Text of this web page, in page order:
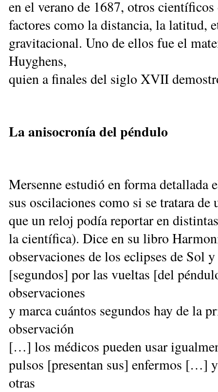
en el verano de 1687, otros
factores como la distancia, la latitud,
gravitacional. Uno de ellos fue el
Huyghens,
quien a finales del siglo XVII
La anisocronía del péndulo
Mersenne estudió en forma
sus oscilaciones como si se tratara
que un reloj podía reportar en
la científica). Dice en su libro
observaciones de los eclipses de Sol
[segundos] por las vueltas [del
observaciones
y marca cuántos segundos hay de la
observación
[…] los médicos pueden usar
pulsos [presentan sus] enfermos […]
otras